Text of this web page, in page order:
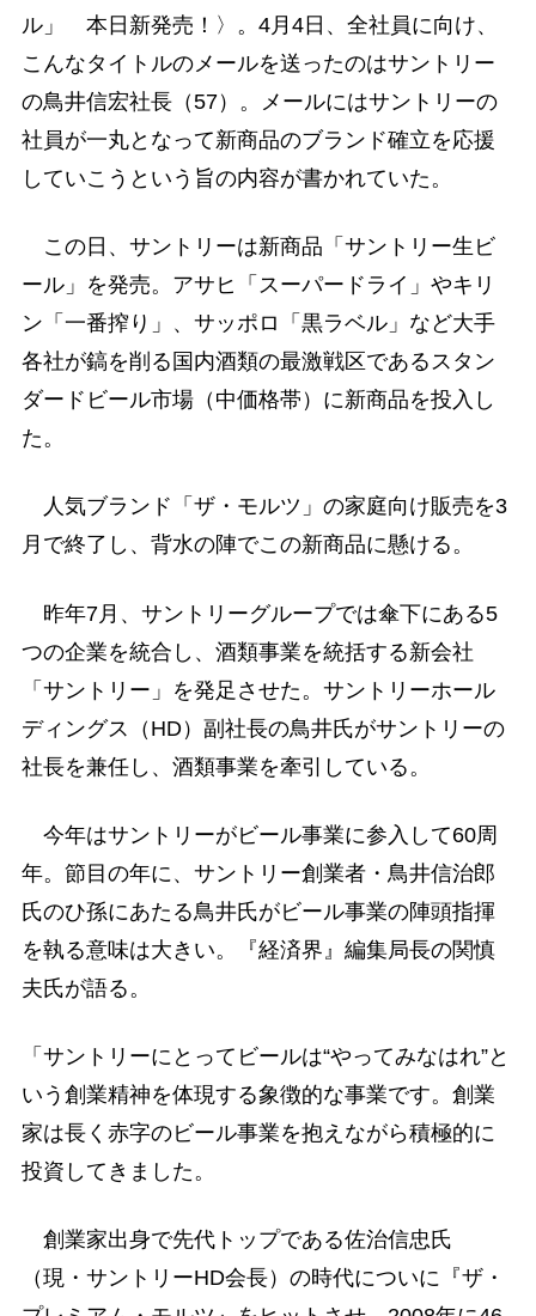
ル」 本日新発売！〉。4月4日、全社員に向け、
こんなタイトルのメールを送ったのはサントリー
の鳥井信宏社長（57）。メールにはサントリーの
社員が一丸となって新商品のブランド確立を応援
していこうという旨の内容が書かれていた。
この日、サントリーは新商品「サントリー生ビ
ール」を発売。アサヒ「スーパードライ」やキリ
ン「一番搾り」、サッポロ「黒ラベル」など大手
各社が鎬を削る国内酒類の最激戦区であるスタン
ダードビール市場（中価格帯）に新商品を投入し
た。
人気ブランド「ザ・モルツ」の家庭向け販売を3
月で終了し、背水の陣でこの新商品に懸ける。
昨年7月、サントリーグループでは傘下にある5
つの企業を統合し、酒類事業を統括する新会社
「サントリー」を発足させた。サントリーホール
ディングス（HD）副社長の鳥井氏がサントリーの
社長を兼任し、酒類事業を牽引している。
今年はサントリーがビール事業に参入して60周
年。節目の年に、サントリー創業者・鳥井信治郎
氏のひ孫にあたる鳥井氏がビール事業の陣頭指揮
を執る意味は大きい。『経済界』編集局長の関慎
夫氏が語る。
「サントリーにとってビールは“やってみなはれ”と
いう創業精神を体現する象徴的な事業です。創業
家は長く赤字のビール事業を抱えながら積極的に
投資してきました。
創業家出身で先代トップである佐治信忠氏
（現・サントリーHD会長）の時代についに『ザ・